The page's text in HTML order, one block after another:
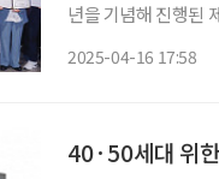
년을 기념해 진행된
2025-04-16 17:58
40·50세대 위한